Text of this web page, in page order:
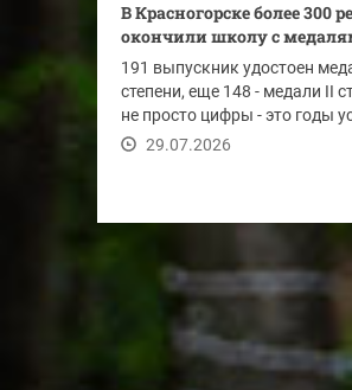
В Красногорске более 300
окончили школу с
191 выпускник удостоен
степени, еще 148 - медали II
не просто цифры - это годы
работы,...
29.07.2026